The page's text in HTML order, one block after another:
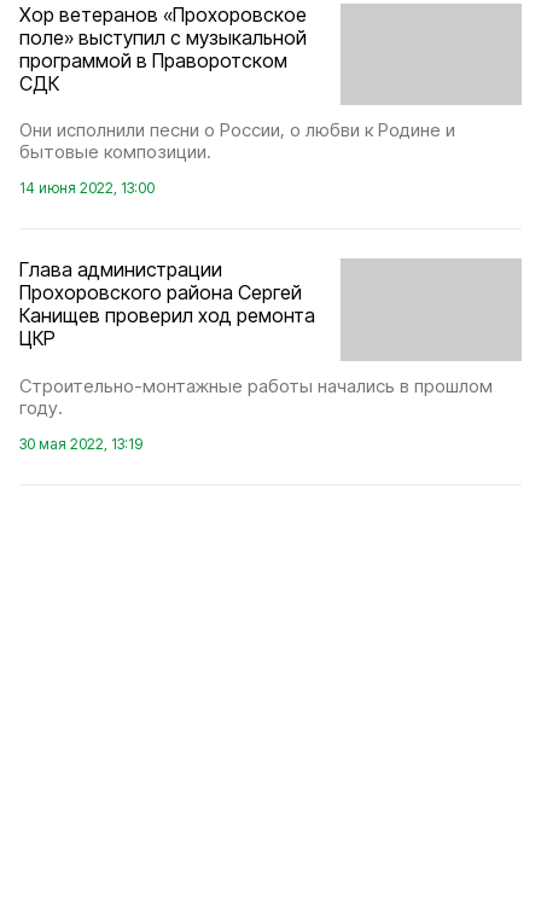
Хор ветеранов «Прохоровское
поле» выступил с музыкальной
программой в Праворотском
СДК
Они исполнили песни о России, о любви к Родине и
бытовые композиции.
14 июня 2022, 13:00
Глава администрации
Прохоровского района Сергей
Канищев проверил ход ремонта
ЦКР
Строительно-монтажные работы начались в прошлом
году.
30 мая 2022, 13:19